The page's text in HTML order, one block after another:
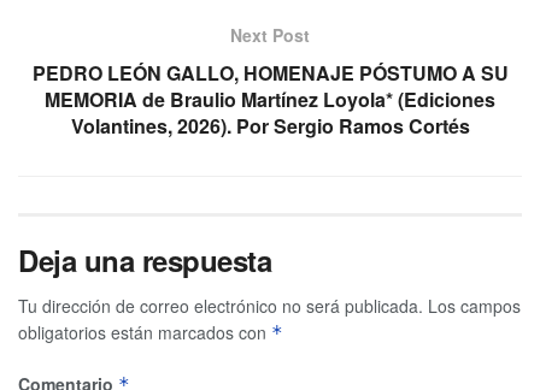
Next Post
PEDRO LEÓN GALLO, HOMENAJE PÓSTUMO A SU
MEMORIA de Braulio Martínez Loyola* (Ediciones
Volantines, 2026). Por Sergio Ramos Cortés
Deja una respuesta
Tu dirección de correo electrónico no será publicada. Los campos
obligatorios están marcados con *
Comentario *